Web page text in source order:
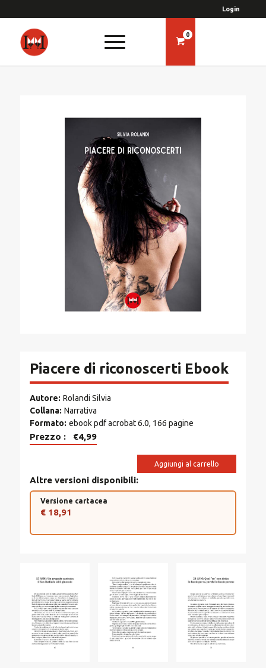
Login
0
Piacere di riconoscerti Ebook
Autore Rolandi Silvia
Collana Narrativa
Formato ebook pdf acrobat 6.0, 166 pagine
Prezzo €4,99
Aggiungi al carrello
Altre versioni disponibili
Versione cartacea
€ 18,91